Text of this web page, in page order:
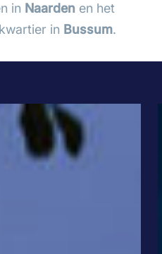
in Naarden en het
in Bussum.